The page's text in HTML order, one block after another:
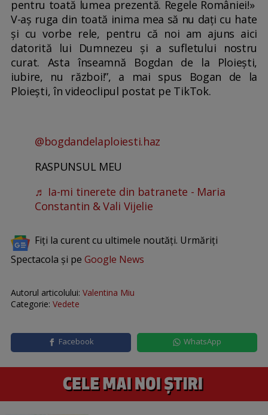
pentru toată lumea prezentă. Regele României!»
V-aș ruga din toată inima mea să nu dați cu hate
și cu vorbe rele, pentru că noi am ajuns aici
datorită lui Dumnezeu și a sufletului nostru
curat. Asta înseamnă Bogdan de la Ploiești,
iubire, nu război!”, a mai spus Bogan de la
Ploiești, în videoclipul postat pe TikTok.
@bogdandelaploiesti.haz
RASPUNSUL MEU
♬ Ia-mi tinerete din batranete - Maria
Constantin & Vali Vijelie
Fiți la curent cu ultimele noutăți. Urmăriți
Spectacola și pe Google News
Autorul articolului: Valentina Miu
Categorie: Vedete
Facebook WhatsApp